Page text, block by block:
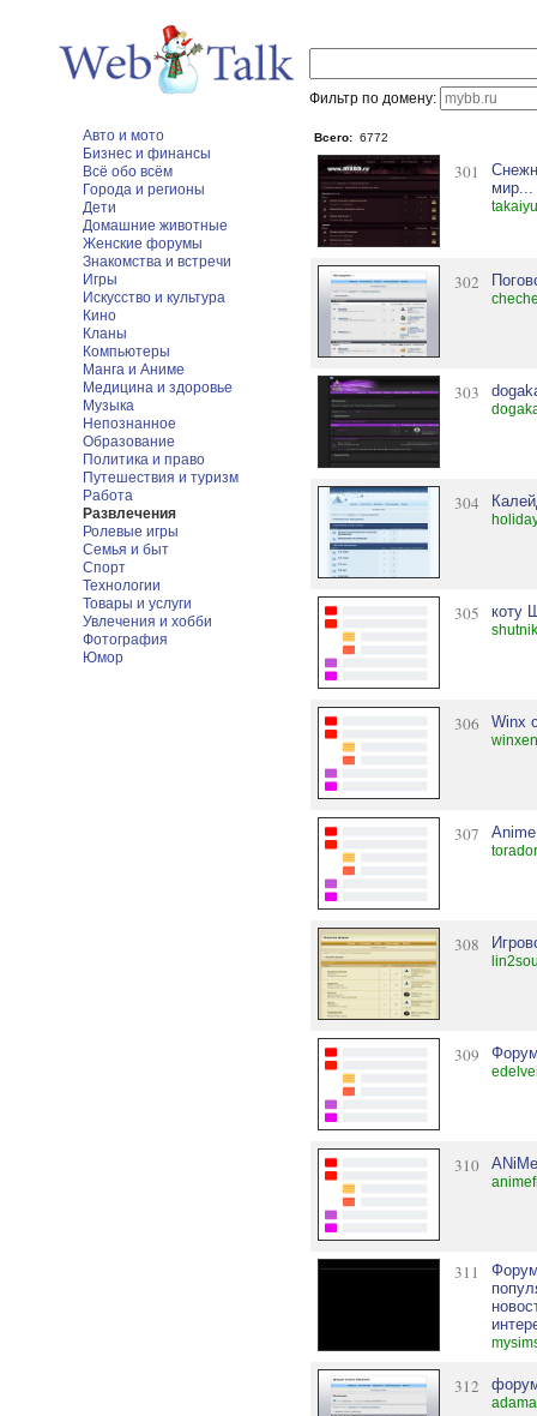
Фильтр по домену:
Авто и мото
Бизнес и финансы
Всё обо всём
Города и регионы
Дети
Домашние животные
Женские форумы
Знакомства и встречи
Игры
Искусство и культура
Кино
Кланы
Компьютеры
Манга и Аниме
Медицина и здоровье
Музыка
Непознанное
Образование
Политика и право
Путешествия и туризм
Работа
Развлечения
Ролевые игры
Семья и быт
Спорт
Технологии
Товары и услуги
Увлечения и хобби
Фотография
Юмор
Всего: 6772
301
мир...
302
303
304
305 коту
306 Winx
307
308
309
310 ANiMe
311
312